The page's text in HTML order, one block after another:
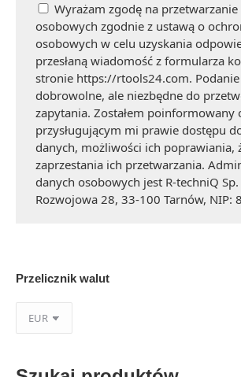
Wyrażam zgodę na
osobowych zgodnie z ustawą o
osobowych w celu uzyskania
przesłaną wiadomość z formularza
stronie https://rtools24.com.
dobrowolne, ale niezbędne do
zapytania. Zostałem poinformowany
przysługującym mi prawie dostępu
danych, możliwości ich poprawiania,
zaprzestania ich przetwarzania.
danych osobowych jest R-techniQ
Rozwojowa 28, 33-100 Tarnów, NIP:
Przelicznik walut